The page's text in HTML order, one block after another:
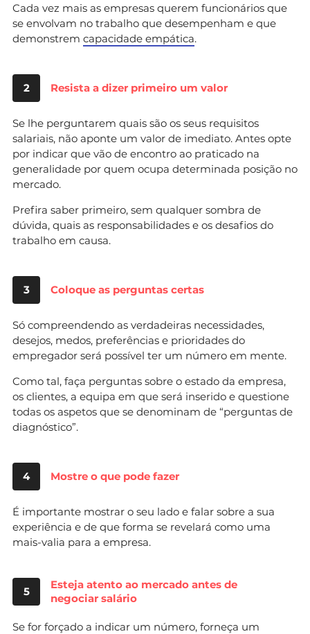
Cada vez mais as empresas querem funcionários que
se envolvam no trabalho que desempenham e que
demonstrem capacidade empática.
2 Resista a dizer primeiro um valor
Se lhe perguntarem quais são os seus requisitos
salariais, não aponte um valor de imediato. Antes opte
por indicar que vão de encontro ao praticado na
generalidade por quem ocupa determinada posição no
mercado.
Prefira saber primeiro, sem qualquer sombra de
dúvida, quais as responsabilidades e os desafios do
trabalho em causa.
3 Coloque as perguntas certas
Só compreendendo as verdadeiras necessidades,
desejos, medos, preferências e prioridades do
empregador será possível ter um número em mente.
Como tal, faça perguntas sobre o estado da empresa,
os clientes, a equipa em que será inserido e questione
todas os aspetos que se denominam de “perguntas de
diagnóstico”.
4 Mostre o que pode fazer
É importante mostrar o seu lado e falar sobre a sua
experiência e de que forma se revelará como uma
mais-valia para a empresa.
5
Esteja atento ao mercado antes de
negociar salário
Se for forçado a indicar um número, forneça um